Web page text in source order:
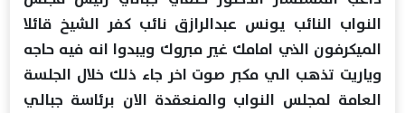
النواب النائب يونس عبدالرازق نائب كفر الشيخ قائلا
الميكرفون الذي امامك غير مبروك ويبدوا انه فيه حاجه
وياريت تذهب الي مكبر صوت اخر جاء ذلك خلال الجلسة
العامة لمجلس النواب والمنعقدة الان برئاسة جبالي